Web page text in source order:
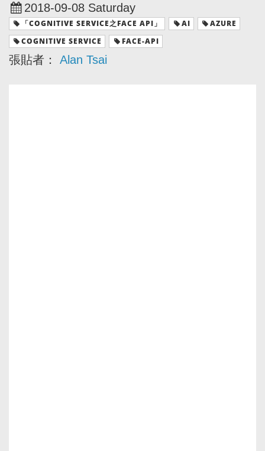
2018-09-08 Saturday
「COGNITIVE SERVICE之FACE API」 AI
AZURE
COGNITIVE SERVICE
FACE-API
張貼者： Alan Tsai